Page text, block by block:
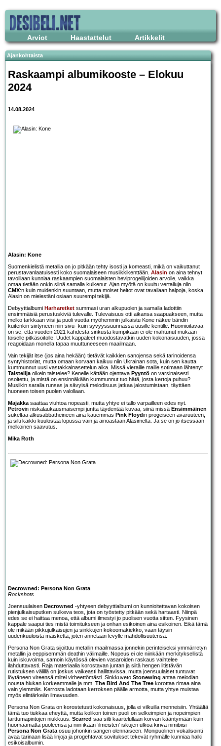
Arviot Haastattelut Artikkelit
Ajankohtaista
Raskaampi albumikooste – Elokuu
2024
14.08.2024
Alasin: Kone
Suomenkielistä metallia on jo pitkään tehty isosti ja komeasti, mikä on vaikuttanut
perustavanlaatuisesti koko suomalaiseen musiikkikenttään. Alasin on aina tehnyt
tavoillaan kunniaa raskaampien suomalaisten heviprogeilijoiden arvolle, vaikka
omaa tietään onkin siinä samalla kulkenut. Ajan myötä on kuultu vertailuja niin
CMX:n kuin muidenkin suuntaan, mutta moiset heitot ovat tavallaan halpoja, koska
Alasin on mielestäni osiaan suurempi tekijä.
Debyyttialbumi Harharetket summasi uran alkupuolen ja samalla ladottiin
ensimmäisiä perustuskiviä tulevalle. Tulevaisuus otti aikansa saapuakseen, mutta
melko tarkkaan viisi ja puoli vuotta myöhemmin julkaistu Kone näkee bändin
kuitenkin siirtyneen niin sivu- kuin syvyyssuunnassa uusille kentille. Huomioitavaa
on se, että vuoden 2021 kahdesta sinkusta kumpikaan ei ole mahtunut mukaan
toiselle pitkäsoitolle. Uudet kappaleet muodostavatkin uuden kokonaisuuden, jossa
reagoidaan monella tapaa muuttuneeseen maailmaan.
Vain tekijät itse (jos aina hekään) tietävät kaikkien sanojensa sekä tarinoidensa
syntyhistoriat, mutta omaan korvaan kaikuu niin Ukrainan sota, kuin sen kautta
kummunnut uusi vastakkainasettelun aika. Missä vieraille maille sotimaan lähtenyt
Taistelijaoikein taistelee? Kenelle kättään ojentava Pyyntö on varsinaisesti
osoitettu, ja mistä on ensinnäkään kummunnut tuo hätä, josta kertoja puhuu?
Musiikin saralla runsas ja sävyisä melodisuus jatkaa jalostumistaan, täyttäen
huoneen toisen puolen valollaan.
Majakkasaattaa viuhtoa nopeasti, mutta yhtye ei tallo varpailleen edes nyt.
Petrovin niskalaukausmaisempi juntta täydentää kuvaa, siinä missä Ensimmäinen
sukeltaa alkusabbatheineen aina kauemmas Pink Floydin progeiseen avaruuteen,
ja silti kaikki kuulostaa lopussa vain ja ainoastaan Alasimelta. Ja se on jo itsessään
melkoinen saavutus.
Mika Roth
Decrowned: Persona Non Grata
Rockshots
Joensuulaisen Decrowned -yhtyeen debyyttialbumi on kunnioitettavan kokoisen
pienjulkaisuputken sulkeva teos, jota on työstetty pitkään sekä hartaasti. Niinpä
edes se ei haittaa menoa, että albumi ilmestyi jo puolisen vuotta sitten. Fyysinen
kappale saapui ties mistä toimitukseen ja onhan esikoinen aina esikoinen. Eikä tämä
ole mikään pikkujulkaisujen ja sinkkujen kokoomakiekko, vaan täysin
uudenkuuloista mäiskettä, joten annetaan levylle mahdollisuutensa.
Persona Non Grata sijoittuu metallin maailmassa jonnekin perinteiseksi ymmärretyn
metallin ja eeppisemmän deathin välimaille. Nopeus ei ole niinkään merkityksellistä
kuin iskuvoima, samoin käytössä olevien vasaroiden raskaus vaihtelee
ilahduttavasti. Raja materiaalia korostavan juntan ja siitä hengen litistävän
rutistuksen välillä on joskus vaikeasti hallittavissa, mutta joensuulaiset tuntuvat
löytäneen vireensä miltei virheettömästi. Sinkkuveto Stonewing antaa melodian
nousta hiukan korkeammalle ja mm. The Bird And The Tree korottaa rimaa aina
vain ylemmäs. Kerrosta ladotaan kerroksen päälle armotta, mutta yhtye muistaa
myös elintärkeän ilmavuuden.
Persona Non Grata on korostetusti kokonaisuus, jolla ei vilkuilla menneisiin. Yhtäältä
tämä tuo tiukkaa eheyttä, mutta kolikon toinen puoli on selkeimpien ja nopeimpien
tarttumapintojen niukkuus. Scarred saa silti kaartelullaan korvan kääntymään kuin
huomaamatta puoleensa ja niin ikään ’ilmeisten’ iskujen ulkoa kirivä nimibiisi
Persona Non Grata osuu johonkin sangen olennaiseen. Monipuolinen vokalisointi
avaa tarinaan lisää linjoja ja progehtavat sovitukset tekevät ryhmälle kunniaa halki
esikoisalbumin.